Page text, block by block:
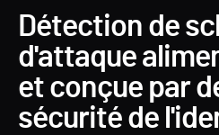
Détection de
d'attaque
et conçue par
sécurité de